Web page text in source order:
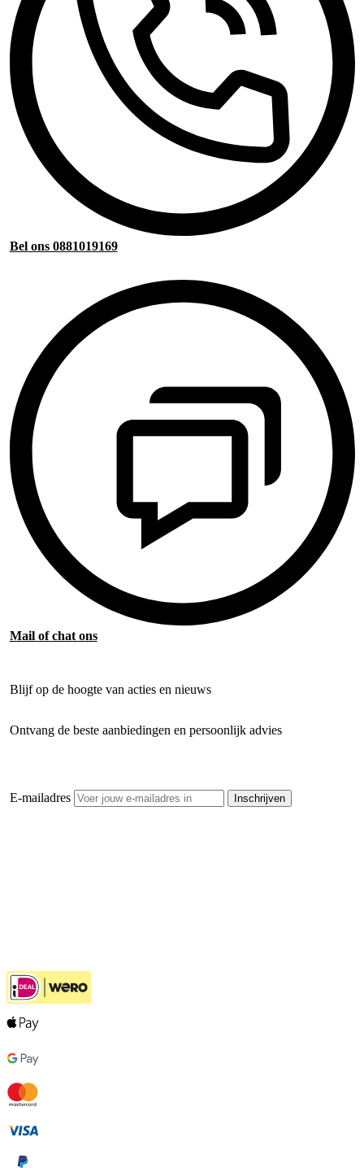
Bel ons 0881019169
Mail of chat ons
Blijf op de hoogte van acties en nieuws
Ontvang de beste aanbiedingen en persoonlijk advies
E-mailadres Inschrijven